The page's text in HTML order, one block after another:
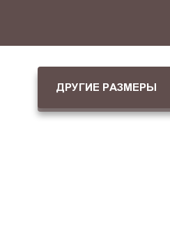
ДРУГИЕ РАЗМЕРЫ